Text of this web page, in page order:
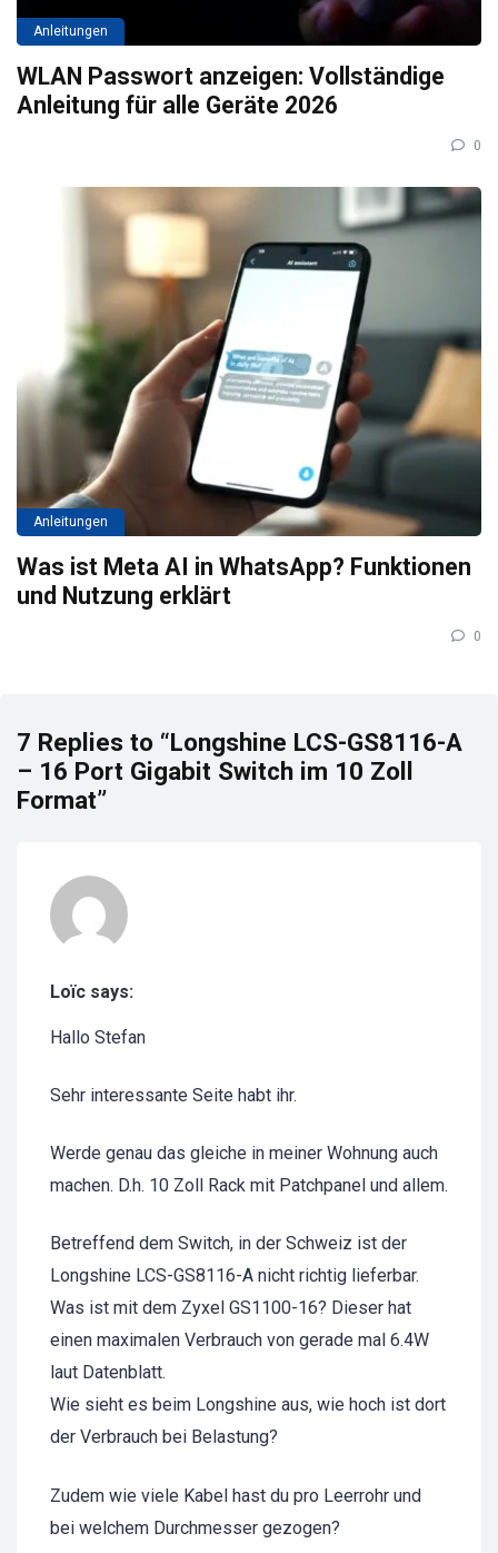
Anleitungen
WLAN Passwort anzeigen: Vollständige
Anleitung für alle Geräte 2026
0
Anleitungen
Was ist Meta AI in WhatsApp? Funktionen
und Nutzung erklärt
0
7 Replies to “Longshine LCS-GS8116-A
– 16 Port Gigabit Switch im 10 Zoll
Format”
Loïc says:
Hallo Stefan
Sehr interessante Seite habt ihr.
Werde genau das gleiche in meiner Wohnung auch
machen. D.h. 10 Zoll Rack mit Patchpanel und allem.
Betreffend dem Switch, in der Schweiz ist der
Longshine LCS-GS8116-A nicht richtig lieferbar.
Was ist mit dem Zyxel GS1100-16? Dieser hat
einen maximalen Verbrauch von gerade mal 6.4W
laut Datenblatt.
Wie sieht es beim Longshine aus, wie hoch ist dort
der Verbrauch bei Belastung?
Zudem wie viele Kabel hast du pro Leerrohr und
bei welchem Durchmesser gezogen?